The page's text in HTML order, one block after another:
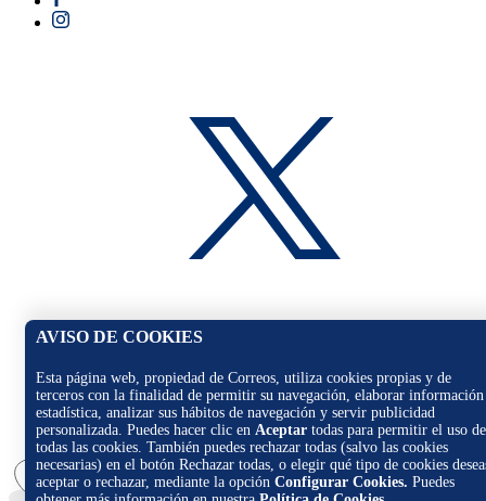
AVISO DE COOKIES
Esta página web, propiedad de Correos, utiliza cookies propias y de
terceros con la finalidad de permitir su navegación, elaborar información
estadística, analizar sus hábitos de navegación y servir publicidad
personalizada. Puedes hacer clic en Aceptar todas para permitir el uso de
todas las cookies. También puedes rechazar todas (salvo las cookies
necesarias) en el botón Rechazar todas, o elegir qué tipo de cookies
aceptar o rechazar, mediante la opción Configurar Cookies. Puedes